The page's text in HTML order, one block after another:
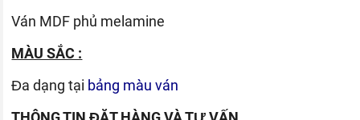
Ván MDF phủ melamine
MÀU SẮC :
Đa dạng tại bảng màu ván